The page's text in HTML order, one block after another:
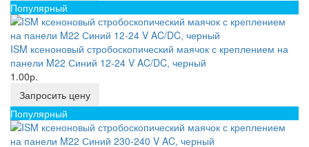
Популярный
ISM ксеноновый стробоскопический маячок с креплением на
панели M22 Синий 12-24 V AC/DC, черный
1.00р.
Запросить цену
Популярный